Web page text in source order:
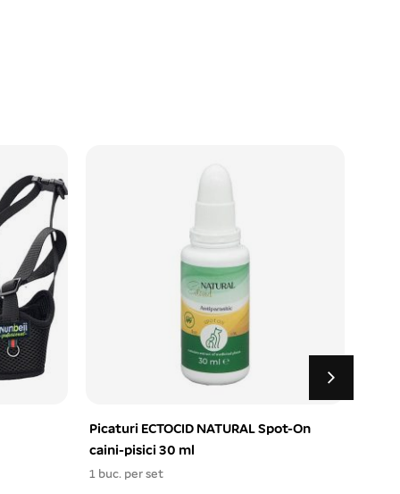
On
Zgarda din piele HEAVY negru
2.5×55 cm
1 buc. per set